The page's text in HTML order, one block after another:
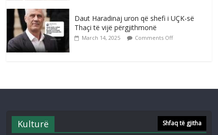
Daut Haradinaj uron që shefi i UÇK-së
Thaçi të vijë përgjithmonë
March 14, 2025 Comments Off
Kulturë Shfaq të gjitha